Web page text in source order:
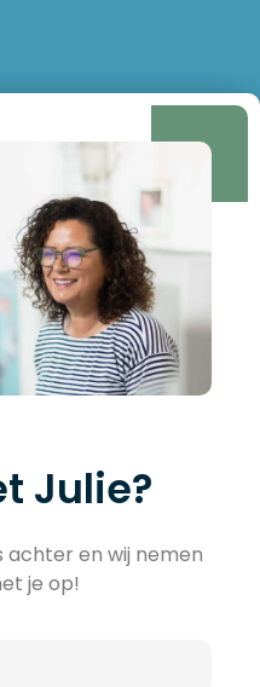
Julie?
en wij nemen
je op!